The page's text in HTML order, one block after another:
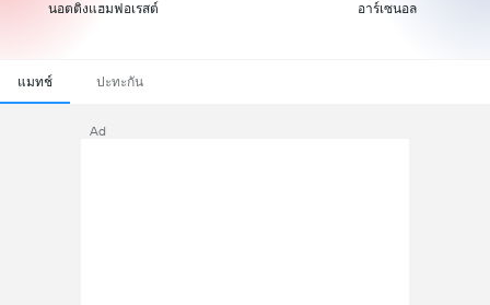
นอตติงแฮมฟอเรสต์ อาร์เซนอล
แมทช์ ปะทะกัน
Ad